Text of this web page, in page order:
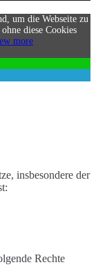
um die Webseite zu
diese Cookies
more
insbesondere der
Rechte